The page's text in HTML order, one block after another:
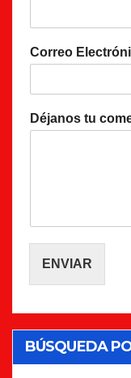
Correo
Déjanos tu
ENVIAR
BÚSQUEDA